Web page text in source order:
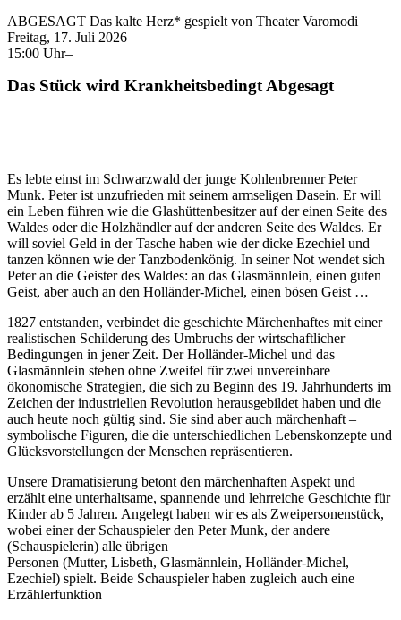
ABGESAGT Das kalte Herz* gespielt von Theater Varomodi
Freitag, 17. Juli 2026
15:00 Uhr–
Das Stück wird Krankheitsbedingt Abgesagt
Es lebte einst im Schwarzwald der junge Kohlenbrenner Peter
Munk. Peter ist unzufrieden mit seinem armseligen Dasein. Er will
ein Leben führen wie die Glashüttenbesitzer auf der einen Seite des
Waldes oder die Holzhändler auf der anderen Seite des Waldes. Er
will soviel Geld in der Tasche haben wie der dicke Ezechiel und
tanzen können wie der Tanzbodenkönig. In seiner Not wendet sich
Peter an die Geister des Waldes: an das Glasmännlein, einen guten
Geist, aber auch an den Holländer-Michel, einen bösen Geist …
1827 entstanden, verbindet die geschichte Märchenhaftes mit einer
realistischen Schilderung des Umbruchs der wirtschaftlicher
Bedingungen in jener Zeit. Der Holländer-Michel und das
Glasmännlein stehen ohne Zweifel für zwei unvereinbare
ökonomische Strategien, die sich zu Beginn des 19. Jahrhunderts im
Zeichen der industriellen Revolution herausgebildet haben und die
auch heute noch gültig sind. Sie sind aber auch märchenhaft –
symbolische Figuren, die die unterschiedlichen Lebenskonzepte und
Glücksvorstellungen der Menschen repräsentieren.
Unsere Dramatisierung betont den märchenhaften Aspekt und
erzählt eine unterhaltsame, spannende und lehrreiche Geschichte für
Kinder ab 5 Jahren. Angelegt haben wir es als Zweipersonenstück,
wobei einer der Schauspieler den Peter Munk, der andere
(Schauspielerin) alle übrigen
Personen (Mutter, Lisbeth, Glasmännlein, Holländer-Michel,
Ezechiel) spielt. Beide Schauspieler haben zugleich auch eine
Erzählerfunktion